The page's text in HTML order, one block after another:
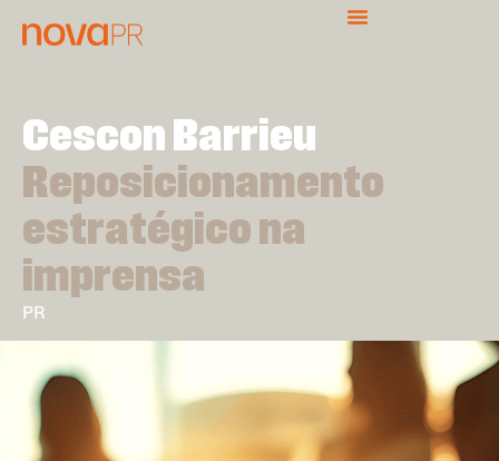
Cescon Barrieu
Reposicionamento
estratégico na
imprensa
PR